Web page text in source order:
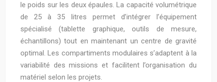
le poids sur les deux épaules. La capacité volumétrique
de 25 à 35 litres permet d’intégrer l’équipement
spécialisé (tablette graphique, outils de mesure,
échantillons) tout en maintenant un centre de gravité
optimal. Les compartiments modulaires s’adaptent à la
variabilité des missions et facilitent l’organisation du
matériel selon les projets.